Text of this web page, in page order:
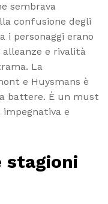
sembrava
confusione degli
i personaggi erano
e rivalità
La
e Huysmans è
battere. È un must
e
stagioni